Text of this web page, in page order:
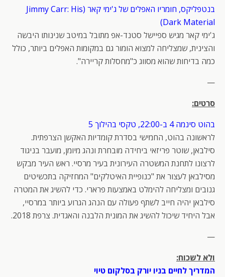
בנטפליקס, חומריו האפלים של ג'ימי קאר (Jimmy Carr: His
Dark Material)
ג'ימי קאר מגיש ספיישל סטנד-אפ מתובל במיטב שנינותו היבשה
והצינית, שמצליחה למצוא הומור גם במקומות האפלים ביותר, כולל
כמה בדיחות שהוא מסווג כ"מחסלות קריירה".
—
סרטים:
בהוט סינמה 4 ב-22:00, טקסי בהילוך 5
לראשונה בהוט, החמישי בסדרת קומדיות האקשן הצרפתית.
סילבאן, שוטר פריזאי ביחידה מובחרת ונהג מיומן, מועבר בניגוד
לרצונו לתחנת המשטרה העירונית בעיר מרסיי. ראש העיר מבקש
מסילבאן לעצור את "כנופיית האיטלקים" המחזיקה בתכשיטים
גנובים ומצליחה להימלט באמצעות פרארי. כדי להשיג את המטרה
סילבאן יהיה חייב לשתף פעולה עם הנהג הגרוע ביותר במרסיי,
אבל היחיד שיכול להשיג את המונית הלבנה והאגדית. צרפת 2018.
—
ולא לשכוח:
המדריך לחיים בניו יורק בסלקום טיוי